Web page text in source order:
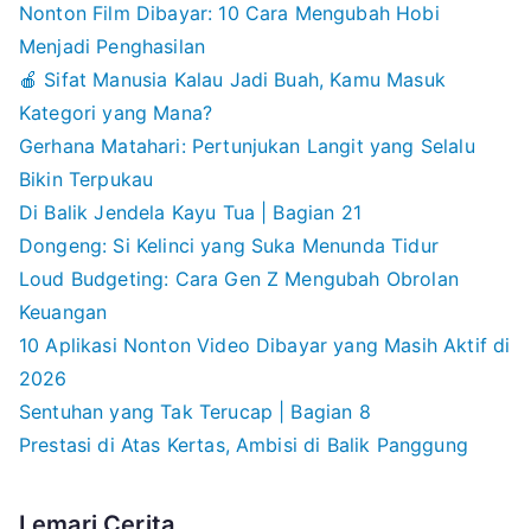
Nonton Film Dibayar: 10 Cara Mengubah Hobi
Menjadi Penghasilan
🍎 Sifat Manusia Kalau Jadi Buah, Kamu Masuk
Kategori yang Mana?
Gerhana Matahari: Pertunjukan Langit yang Selalu
Bikin Terpukau
Di Balik Jendela Kayu Tua | Bagian 21
Dongeng: Si Kelinci yang Suka Menunda Tidur
Loud Budgeting: Cara Gen Z Mengubah Obrolan
Keuangan
10 Aplikasi Nonton Video Dibayar yang Masih Aktif di
2026
Sentuhan yang Tak Terucap | Bagian 8
Prestasi di Atas Kertas, Ambisi di Balik Panggung